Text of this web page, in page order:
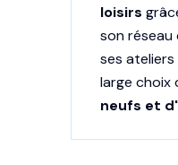
loisirs
son réseau
ses
large choix
neufs et